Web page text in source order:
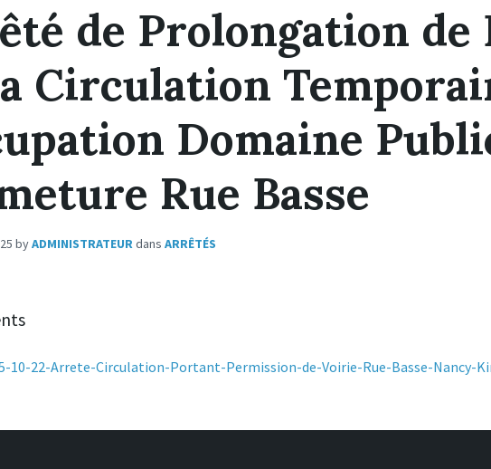
de Prolongation de
Circulation
Domaine
Rue Basse
byADMINISTRATEURdansARRÊTÉS
10-22-Arrete-Circulation-Portant-Permission-de-Voirie-Rue-Basse-Nancy-